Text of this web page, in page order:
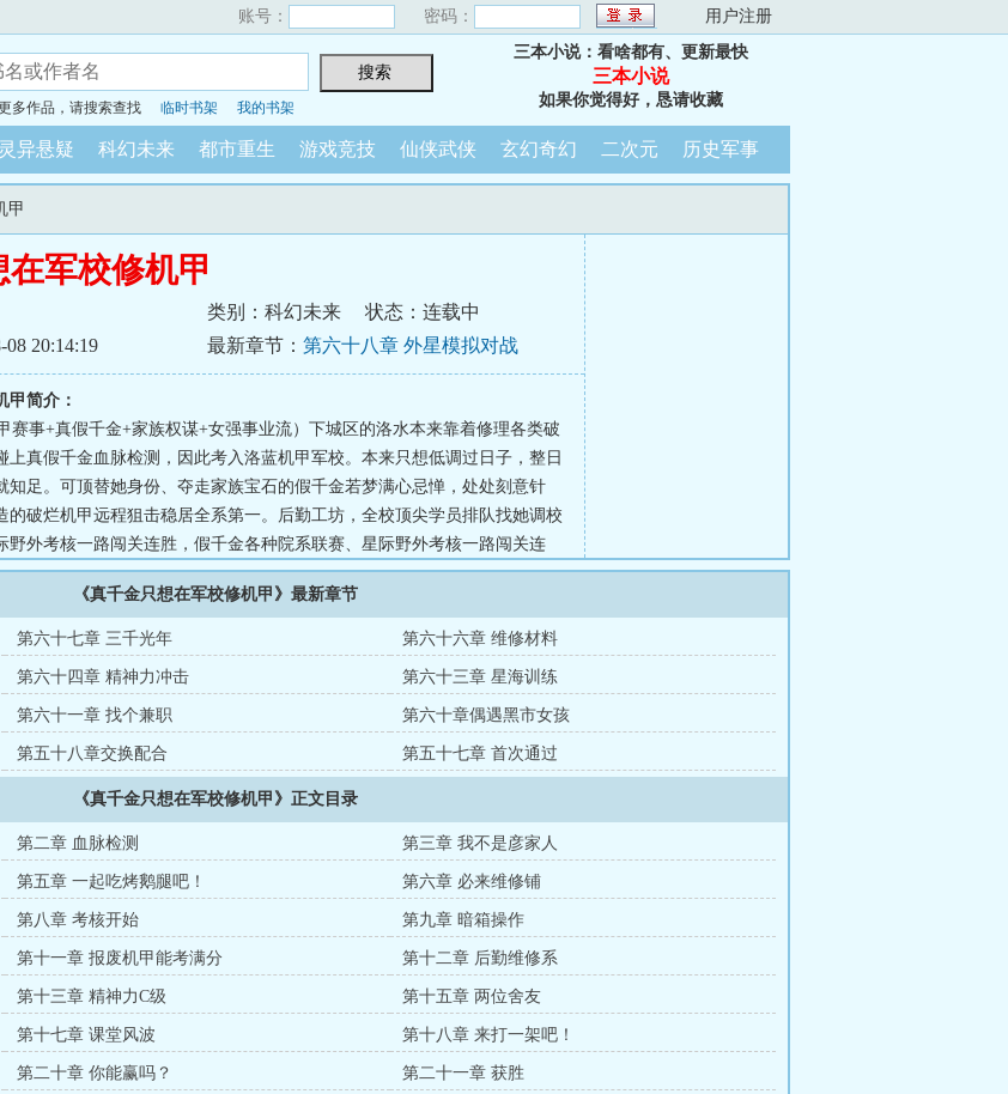
账号： 密码： 用户注册
多作品，请搜索查找 临时书架 我的书架
三本小说：看啥都有、更新最快
三本小说
如果你觉得好，恳请收藏
灵异悬疑 科幻未来 都市重生 游戏竞技 仙侠武侠 玄幻奇幻 二次元 历史军事
甲
军校修机甲
类别：科幻未来
状态：连载中
20:14:19
最新章节： 第六十八章 外星模拟对战
甲简介：
赛事+真假千金+家族权谋+女强事业流）下城区的洛水本来靠着修理各类破
上真假千金血脉检测，因此考入洛蓝机甲军校。本来只想低调过日子，整日
知足。可顶替她身份、夺走家族宝石的假千金若梦满心忌惮，处处刻意针
的破烂机甲远程狙击稳居全系第一。后勤工坊，全校顶尖学员排队找她调校
野外考核一路闯关连胜，假千金各种院系联赛、星际野外考核一路闯关连
计尽数落空。彦家长辈不停施压逼她归家站队，一众军校天骄扎堆上前搭讪
神色淡漠，一一婉拒纷扰：“别来打搅我，比起争名夺利，我只想踏踏实实修
出炉，驾驶、机甲维修双线登顶榜首。众人这才看清，刻意低调避世的彦家真
军校头号黑马。...
《真千金只想在军校修机甲》最新章节
第六十七章 三千光年 第六十六章 维修材料
第六十四章 精神力冲击 第六十三章 星海训练
第六十一章 找个兼职 第六十章偶遇黑市女孩
第五十八章交换配合 第五十七章 首次通过
《真千金只想在军校修机甲》正文目录
第二章 血脉检测 第三章 我不是彦家人
第五章 一起吃烤鹅腿吧！ 第六章 必来维修铺
第八章 考核开始 第九章 暗箱操作
第十一章 报废机甲能考满分 第十二章 后勤维修系
第十三章 精神力C级 第十五章 两位舍友
第十七章 课堂风波 第十八章 来打一架吧！
第二十章 你能赢吗？ 第二十一章 获胜